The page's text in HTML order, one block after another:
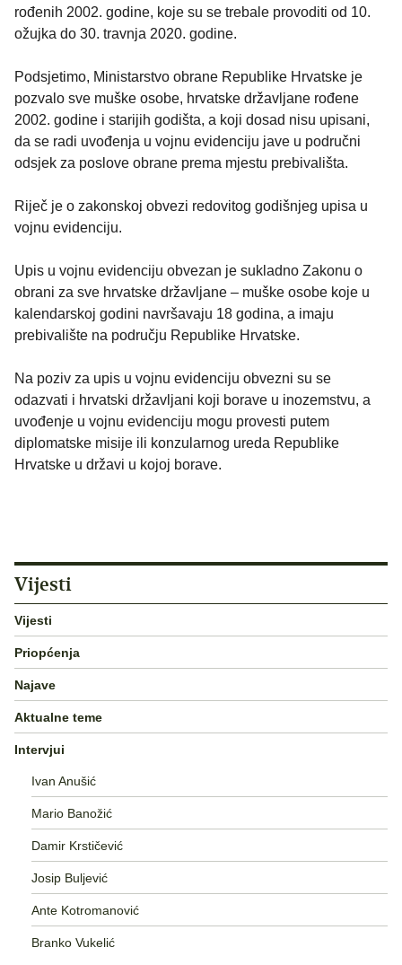
rođenih 2002. godine, koje su se trebale provoditi od 10.
ožujka do 30. travnja 2020. godine.
Podsjetimo, Ministarstvo obrane Republike Hrvatske je
pozvalo sve muške osobe, hrvatske državljane rođene
2002. godine i starijih godišta, a koji dosad nisu upisani,
da se radi uvođenja u vojnu evidenciju jave u područni
odsjek za poslove obrane prema mjestu prebivališta.
Riječ je o zakonskoj obvezi redovitog godišnjeg upisa u
vojnu evidenciju.
Upis u vojnu evidenciju obvezan je sukladno Zakonu o
obrani za sve hrvatske državljane – muške osobe koje u
kalendarskoj godini navršavaju 18 godina, a imaju
prebivalište na području Republike Hrvatske.
Na poziv za upis u vojnu evidenciju obvezni su se
odazvati i hrvatski državljani koji borave u inozemstvu, a
uvođenje u vojnu evidenciju mogu provesti putem
diplomatske misije ili konzularnog ureda Republike
Hrvatske u državi u kojoj borave.
Vijesti
Vijesti
Priopćenja
Najave
Aktualne teme
Intervjui
Ivan Anušić
Mario Banožić
Damir Krstičević
Josip Buljević
Ante Kotromanović
Branko Vukelić